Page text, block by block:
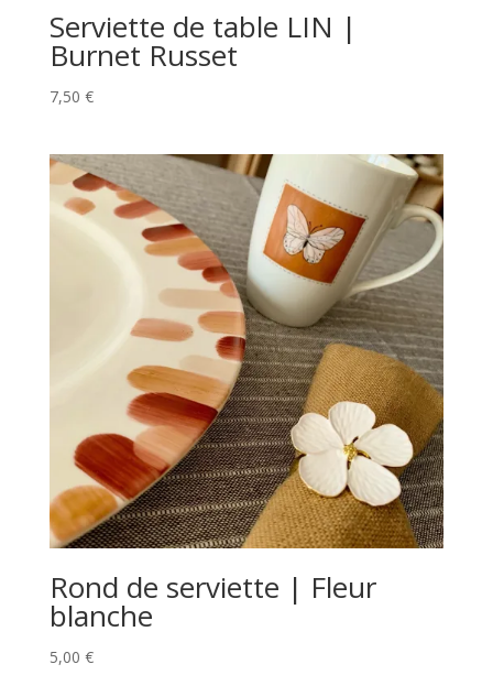
Serviette de table LIN |
Burnet Russet
7,50 €
Rond de serviette | Fleur
blanche
5,00 €